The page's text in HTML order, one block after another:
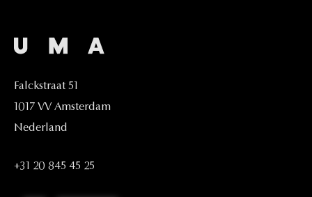
Falckstraat 51
1017 VV Amsterdam
Nederland
+31 20 845 45 25